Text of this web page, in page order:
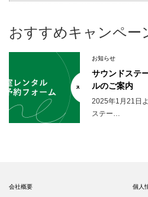
おすすめキャンペー
お知らせ
サウンドステ
ルのご案内
2025年1月21日
ステー…
会社概要 個人